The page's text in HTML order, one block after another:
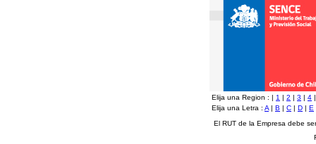
Elija una Region : | 1 | 2 | 3 | 4
Elija una Letra : A | B | C | D | E
El RUT de la Empresa debe